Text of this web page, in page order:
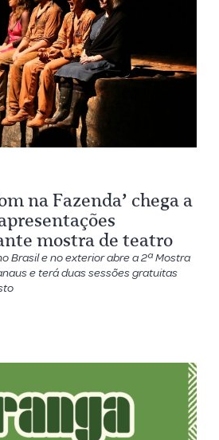
na Fazenda’ chega a
mostra de teatro
Brasil e no exterior abre a 2ª Mostra
e terá duas sessões gratuitas